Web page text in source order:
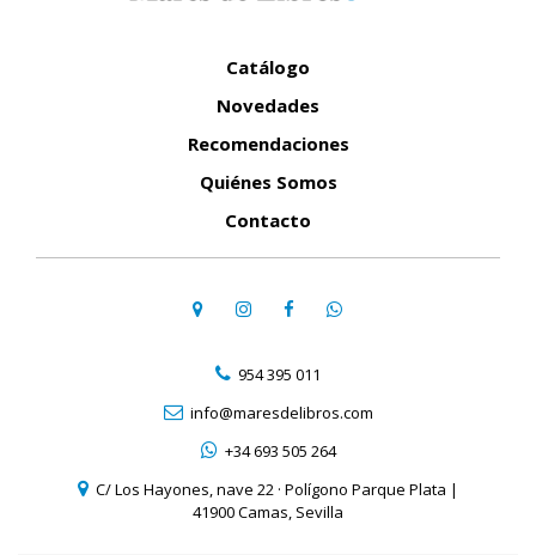
Catálogo
Novedades
Recomendaciones
Quiénes Somos
Contacto
954 395 011
info@maresdelibros.com
+34 693 505 264
C/ Los Hayones, nave 22 · Polígono Parque Plata |
41900 Camas, Sevilla